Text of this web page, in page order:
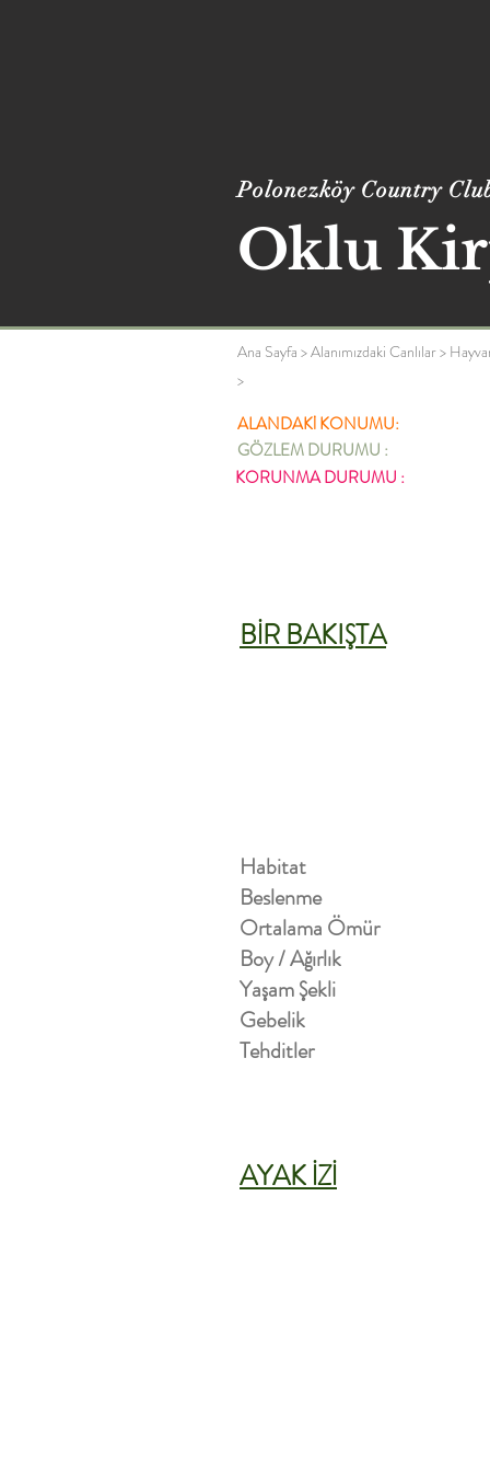
Polonezköy Country
Oklu
Ana Sayfa >Alanımızdaki Canlılar>
>
ALANDAKİ KONUMU:
GÖZLEM DURUMU :
KORUNMA DURUMU :
BİR BAKIŞTA
Habitat
Beslenme
Ortalama Ömür
Boy / Ağırlık
Yaşam Şekli
Gebelik
Tehditler
AYAK İZİ